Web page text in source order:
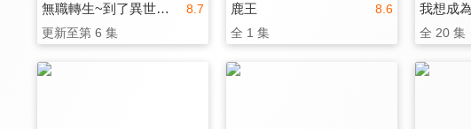
8.7
無職轉生~到了異世界就拿出真本事~ 第三季
更新至第 6 集
8.6
鹿王
全 1 集
我想成
全 20 集